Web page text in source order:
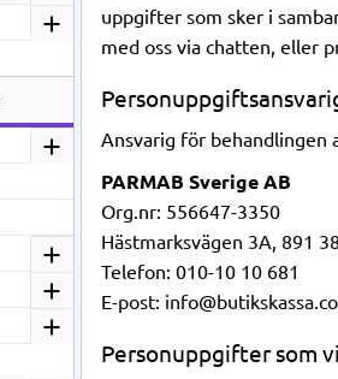
uppgifter som sker i
med oss via chatten, eller
Ansvarig för behandlingen
PARMAB Sverige AB
Org.nr: 556647-3350
Hästmarksvägen 3A, 891
Telefon: 010-10 10 681
E-post:
Personuppgifter som